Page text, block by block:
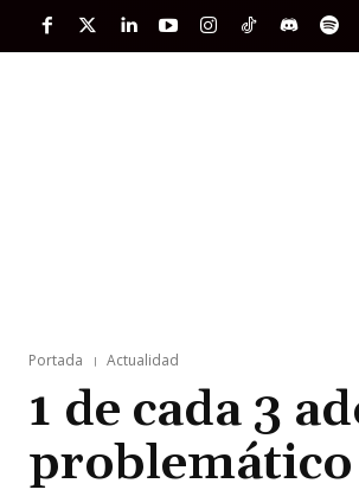
Portada Actualidad
1 de cada 3
problemático